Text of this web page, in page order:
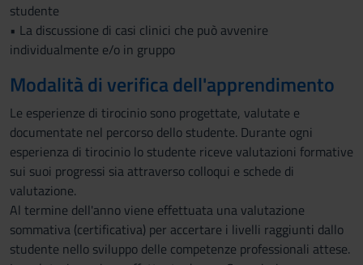
studente
• La discussione di casi clinici che può avvenire
individualmente e/o in gruppo
Modalità di verifica dell'apprendimento
Le esperienze di tirocinio sono progettate, valutate e
documentate nel percorso dello studente. Durante ogni
esperienza di tirocinio lo studente riceve valutazioni formative
sui suoi progressi sia attraverso colloqui e schede di
valutazione.
Al termine dell'anno viene effettuata una valutazione
sommativa (certificativa) per accertare i livelli raggiunti dallo
studente nello sviluppo delle competenze professionali attese.